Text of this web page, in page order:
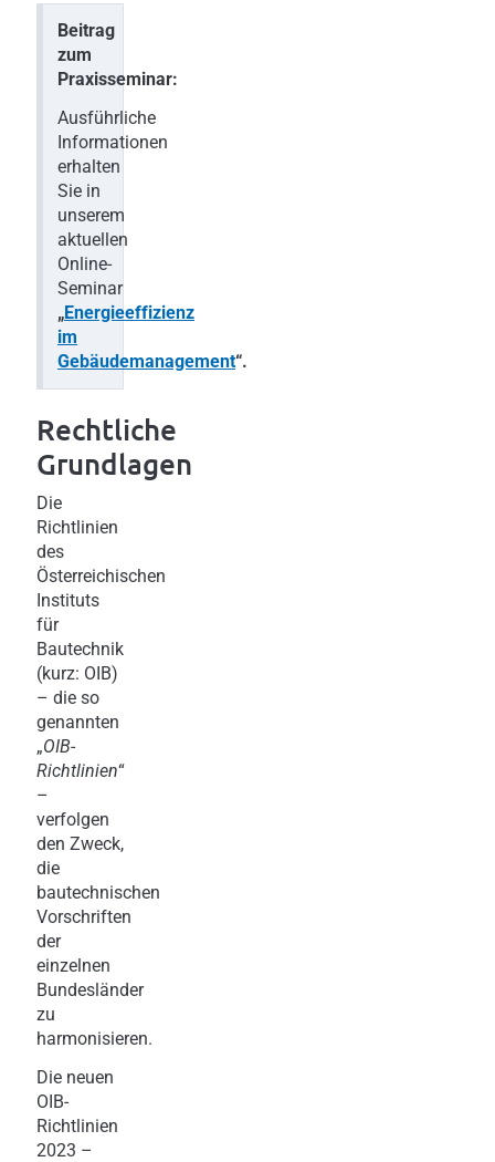
Beitrag
zum
Praxisseminar:
Ausführliche
Informationen
erhalten
Sie in
unserem
aktuellen
Online-
Seminar
„Energieeffizienz
im
Gebäudemanagement“.
Rechtliche
Grundlagen
Die
Richtlinien
des
Österreichischen
Instituts
für
Bautechnik
(kurz: OIB)
– die so
genannten
„OIB-
Richtlinien“
–
verfolgen
den Zweck,
die
bautechnischen
Vorschriften
der
einzelnen
Bundesländer
zu
harmonisieren.
Die neuen
OIB-
Richtlinien
2023 –